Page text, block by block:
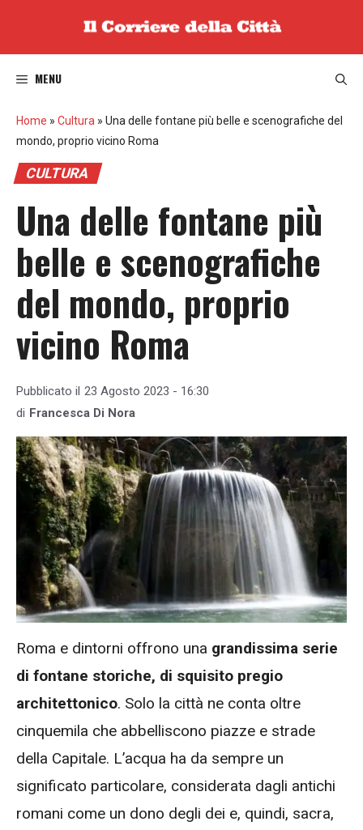
MENU
Home » Cultura » Una delle fontane più belle e scenografiche del
mondo, proprio vicino Roma
CULTURA
Una delle fontane più
belle e scenografiche
del mondo, proprio
vicino Roma
Pubblicato il 23 Agosto 2023 - 16:30
di Francesca Di Nora
Roma e dintorni offrono una grandissima serie
di fontane storiche, di squisito pregio
architettonico. Solo la città ne conta oltre
cinquemila che abbelliscono piazze e strade
della Capitale. L’acqua ha da sempre un
significato particolare, considerata dagli antichi
romani come un dono degli dei e, quindi, sacra,